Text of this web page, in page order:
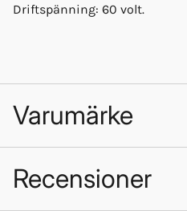
Driftspänning: 60 volt.
Varumärke
Recensioner